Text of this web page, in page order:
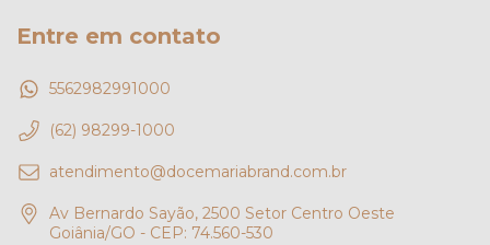
Entre em contato
5562982991000
(62) 98299-1000
atendimento@docemariabrand.com.br
Av Bernardo Sayão, 2500 Setor Centro Oeste
Goiânia/GO - CEP: 74.560-530